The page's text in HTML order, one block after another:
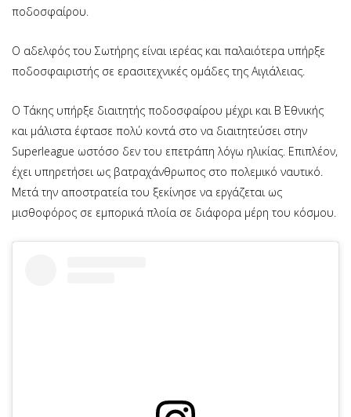
ποδοσφαίρου.
Ο αδελφός του Σωτήρης είναι ιερέας και παλαιότερα υπήρξε
ποδοσφαιριστής σε ερασιτεχνικές ομάδες της Αιγιάλειας.
Ο Τάκης υπήρξε διαιτητής ποδοσφαίρου μέχρι και Β΄ Εθνικής
και μάλιστα έφτασε πολύ κοντά στο να διαιτητεύσει στην
Superleague ωστόσο δεν του επετράπη λόγω ηλικίας. Επιπλέον,
έχει υπηρετήσει ως βατραχάνθρωπος στο πολεμικό ναυτικό.
Μετά την αποστρατεία του ξεκίνησε να εργάζεται ως
μισθοφόρος σε εμπορικά πλοία σε διάφορα μέρη του κόσμου.